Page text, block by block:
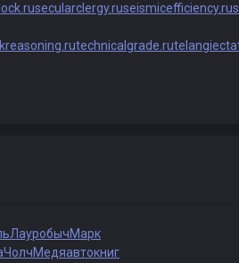
secularclergy.ruseismicefficiency.ru
technicalgrade.ru
ЛауробычМарк
ЧолчМедяавтокниг